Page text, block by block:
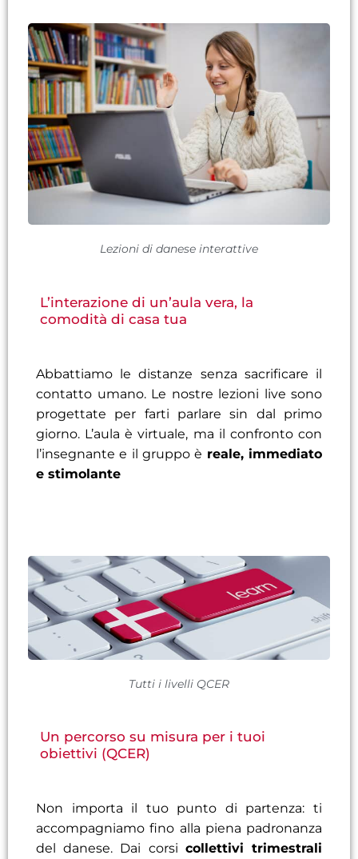
Lezioni di danese interattive
L’interazione di un’aula vera, la
comodità di casa tua
Abbattiamo le distanze senza sacrificare il
contatto umano. Le nostre lezioni live sono
progettate per farti parlare sin dal primo
giorno. L’aula è virtuale, ma il confronto con
l’insegnante e il gruppo è reale, immediato
e stimolante
Tutti i livelli QCER
Un percorso su misura per i tuoi
obiettivi (QCER)
Non importa il tuo punto di partenza: ti
accompagniamo fino alla piena padronanza
del danese. Dai corsi collettivi trimestrali